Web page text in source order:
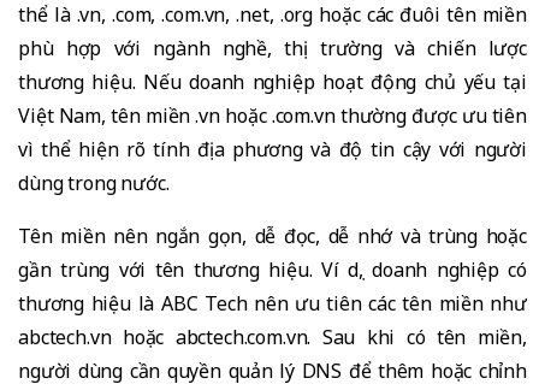
thể là .vn, .com, .com.vn, .net, .org hoặc các đuôi tên miền
phù hợp với ngành nghề, thị trường và chiến lược
thương hiệu. Nếu doanh nghiệp hoạt động chủ yếu tại
Việt Nam, tên miền .vn hoặc .com.vn thường được ưu tiên
vì thể hiện rõ tính địa phương và độ tin cậy với người
dùng trong nước.
Tên miền nên ngắn gọn, dễ đọc, dễ nhớ và trùng hoặc
gần trùng với tên thương hiệu. Ví dụ, doanh nghiệp có
thương hiệu là ABC Tech nên ưu tiên các tên miền như
abctech.vn hoặc abctech.com.vn. Sau khi có tên miền,
người dùng cần quyền quản lý DNS để thêm hoặc chỉnh